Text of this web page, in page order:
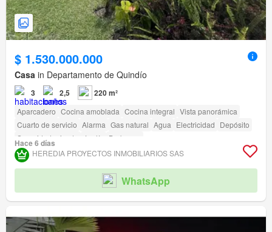
$ 1.530.000.000
Casa in Departamento de Quindío
3 2,5 220 m²
Aparcadero Cocina amoblada Cocina integral Vista panorámica
Cuarto de servicio Alarma Gas natural Agua Electricidad Depósito
Seguridad privada
Jardín
Barbecue
Acceso para personas con discapacidad
Hace 6 días
HEREDIA PROYECTOS INMOBILIARIOS SAS
WhatsApp